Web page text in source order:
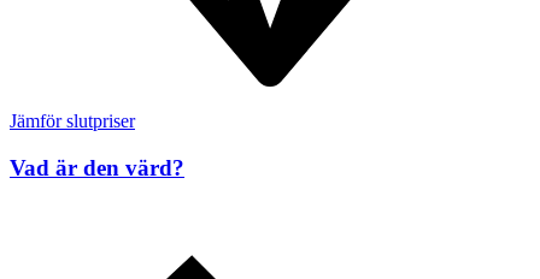
Jämför slutpriser
Vad är den värd?